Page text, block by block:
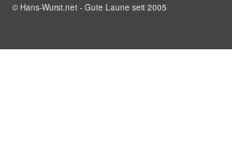
© Hans-Wurst.net - Gute Laune seit 2005